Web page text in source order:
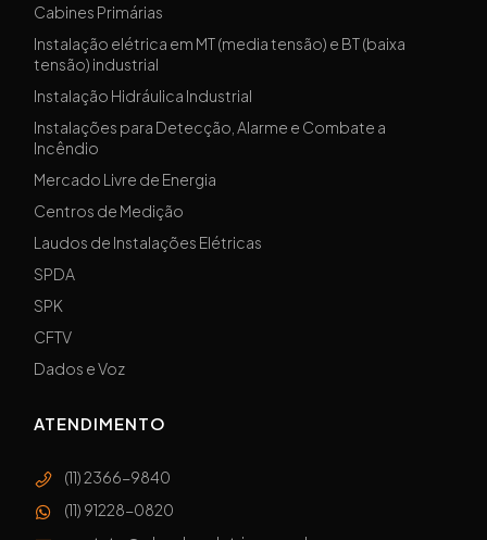
Cabines Primárias
Instalação elétrica em MT (media tensão) e BT (baixa
tensão) industrial
Instalação Hidráulica Industrial
Instalações para Detecção, Alarme e Combate a
Incêndio
Mercado Livre de Energia
Centros de Medição
Laudos de Instalações Elétricas
SPDA
SPK
CFTV
Dados e Voz
ATENDIMENTO
(11) 2366-9840
(11) 91228-0820